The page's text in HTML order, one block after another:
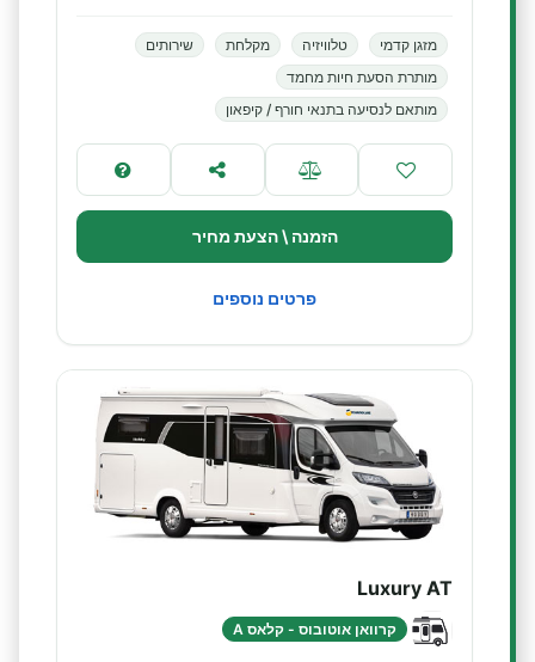
מזגן קדמי טלוויזיה מקלחת
שירותים
מותרת הסעת חיות מחמד
מותאם לנסיעה בתנאי חורף / קיפאון
הזמנה \ הצעת מחיר
פרטים נוספים
Luxury AT
קרוואן אוטובוס - קלאס A